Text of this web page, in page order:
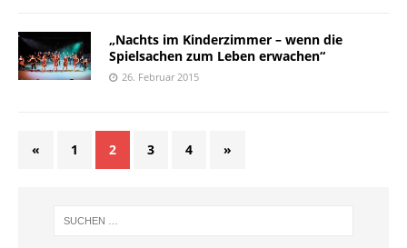
„Nachts im Kinderzimmer – wenn die
Spielsachen zum Leben erwachen“
26. Februar 2015
« 1 2 3 4 »